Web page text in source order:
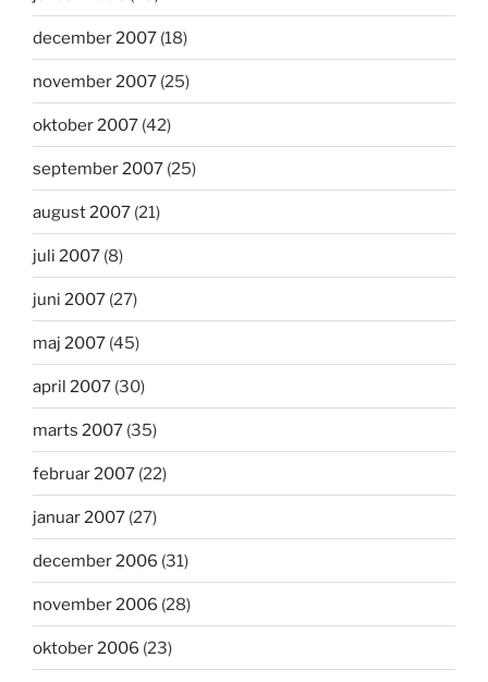
december 2007 (18)
november 2007 (25)
oktober 2007 (42)
september 2007 (25)
august 2007 (21)
juli 2007 (8)
juni 2007 (27)
maj 2007 (45)
april 2007 (30)
marts 2007 (35)
februar 2007 (22)
januar 2007 (27)
december 2006 (31)
november 2006 (28)
oktober 2006 (23)